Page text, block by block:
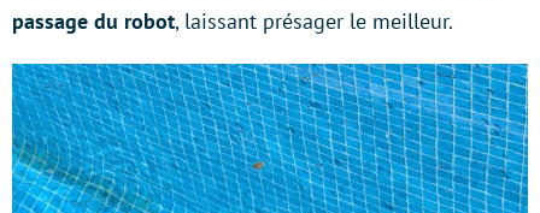
passage du robot, laissant présager le meilleur.